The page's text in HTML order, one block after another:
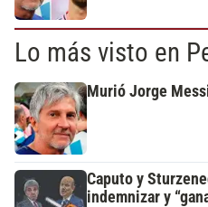
Lo más visto en
Murió Jorge
Caputo y
indemnizar y